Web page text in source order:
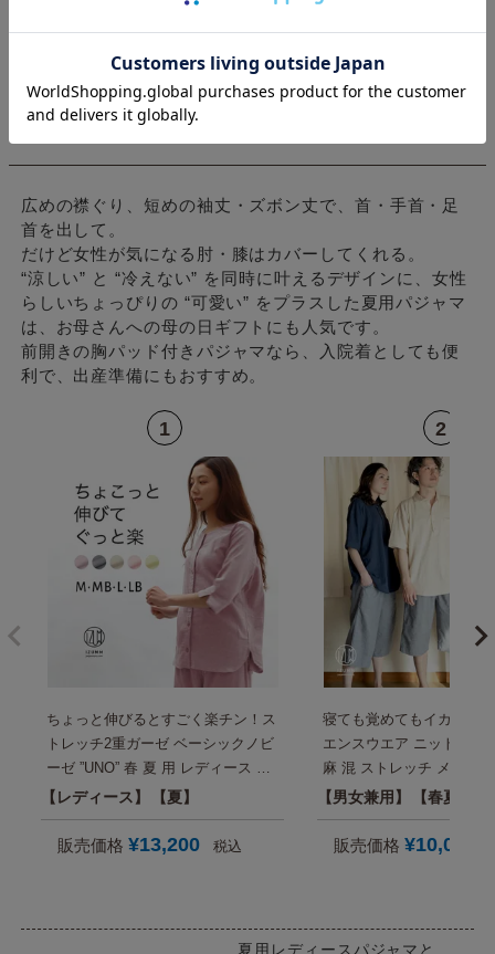
レディース夏用パジャマ ランキング Top
5
広めの襟ぐり、短めの袖丈・ズボン丈で、首・手首・足
首を出して。
だけど女性が気になる肘・膝はカバーしてくれる。
“涼しい” と “冷えない” を同時に叶えるデザインに、女性
らしいちょっぴりの “可愛い” をプラスした夏用パジャマ
は、お母さんへの母の日ギフトにも人気です。
前開きの胸パッド付きパジャマなら、入院着としても便
利で、出産準備にもおすすめ。
ちょっと伸びるとすごく楽チン！ス
トレッチ2重ガーゼ ベーシックノビ
ーゼ ”UNO” 春 夏 用 レディース パ
ジャマ・半袖(七分袖)・前開き 旅行
入院 母親 誕生日プレゼント にも
【国内送料無料】
レディース 夏
販売価格 ¥13,200 税込
寝ても覚めてもイカして
エンスウエア ニットサッ
麻 混 ストレッチ メンズ
ス 半袖 夏 おしゃれ パジ
タイム セットアップ 男性
日プレゼント にも【国内
男女兼用 春夏秋
販売価格 ¥10,000
夏用レディースパジャマと